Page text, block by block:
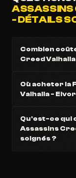
ASSASSINS
- DÉTAILS
Combien
Creed
Où acheter la
Valhalla -
Qu'est-ce qui
Assassins
soignés ?